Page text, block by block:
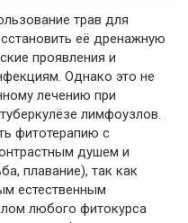
трав для
её дренажную
проявления и
Однако это не
лечению при
лимфоузлов.
фитотерапию с
душем и
плавание), так как
естественным
любого фитокурса